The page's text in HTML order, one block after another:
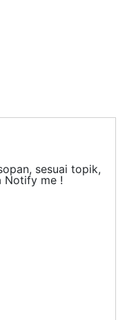
sesuai topik,
Notify me !